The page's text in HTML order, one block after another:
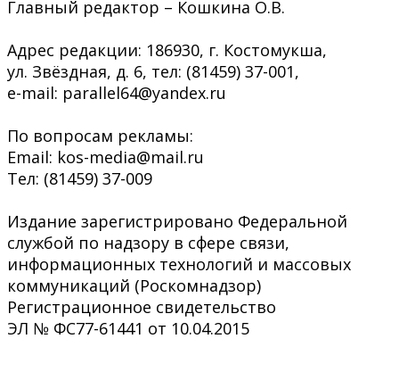
Главный редактор – Кошкина О.В.
Адрес редакции: 186930, г. Костомукша,
ул. Звёздная, д. 6, тел: (81459) 37-001,
e-mail: parallel64@yandex.ru
По вопросам рекламы:
Email: kos-media@mail.ru
Тел: (81459) 37-009
Издание зарегистрировано Федеральной
службой по надзору в сфере связи,
информационных технологий и массовых
коммуникаций (Роскомнадзор)
Регистрационное свидетельство
ЭЛ № ФС77-61441 от 10.04.2015